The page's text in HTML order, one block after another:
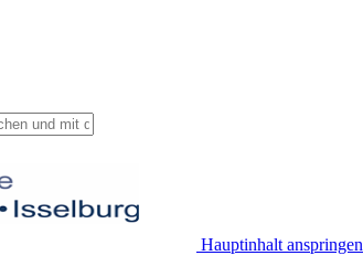
Hauptinhalt anspringen